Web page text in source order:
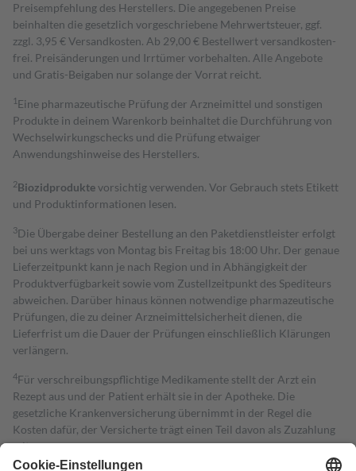
Preisempfehlung des Herstellers. Die angegebenen Preise
beinhalten die gesetzlich vorgeschriebene Mehrwertsteuer, ggf.
zzgl. 3,95 € Versandkosten. Ab 29,00 € Bestell­wert versand­kosten­
frei. Preisänderungen und Irrtümer vorbehalten. Alle Angebote
und Gratis-Beigaben nur solange der Vorrat reicht.
1 Eine pharmazeutische Prüfung der Arzneimittel und sonstigen
Produkte in deinem Warenkorb beinhaltet die Durchführung von
Wechselwirkungschecks und die Prüfung etwaiger
Anwendungshinweise des Herstellers.
2Biozidproduktevorsichtig verwenden. Vor Gebrauch stets Etikett
und Produktinformationen lesen.
3Die Übergabe deiner Bestellung an den Paketdienstleister erfolgt
bei uns werktags von Montag bis Freitag bis 18:00 Uhr. Der genaue
Lieferzeitpunkt kann je nach Region und in Abhängigkeit der
Produktverfügbarkeit sowie vom Zustellzeitpunkt des Spediteurs
abweichen. Darüber hinaus können notwendige pharmazeutische
Prüfungen, die zu deiner Arzneimittelsicherheit dienen, die
Lieferfrist um die Dauer der Prüfungen einschließlich Klärungen
verlängern.
4Für verschreibungspflichtige Medikamente stellt der Arzt ein
Rezept aus und der Patient erhält sie in der Apotheke. Die
gesetzliche Krankenversicherung übernimmt in der Regel die
Kosten dafür, der Versicherte trägt einen Teil davon als Zuzahlung
mit.
Grundsätzlich leisten Mitglieder Zuzahlungen in Höhe von zehn